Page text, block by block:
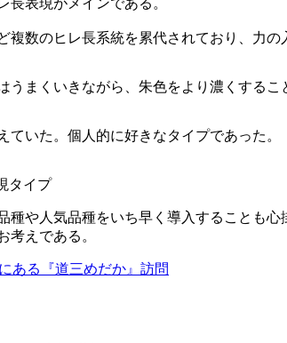
表現がメインである。
数のヒレ長系統を累代されており、力の
まくいきながら、朱色をより濃くするこ
いた。個人的に好きなタイプであった。
タイプ
や人気品種をいち早く導入することも
考えである。
ある『道三めだか』訪問